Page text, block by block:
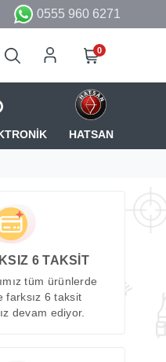
0555 960 6271
0
HATSAN
6 TAKSİT
tüm ürünlerde
farksız 6 taksit
devam ediyor.